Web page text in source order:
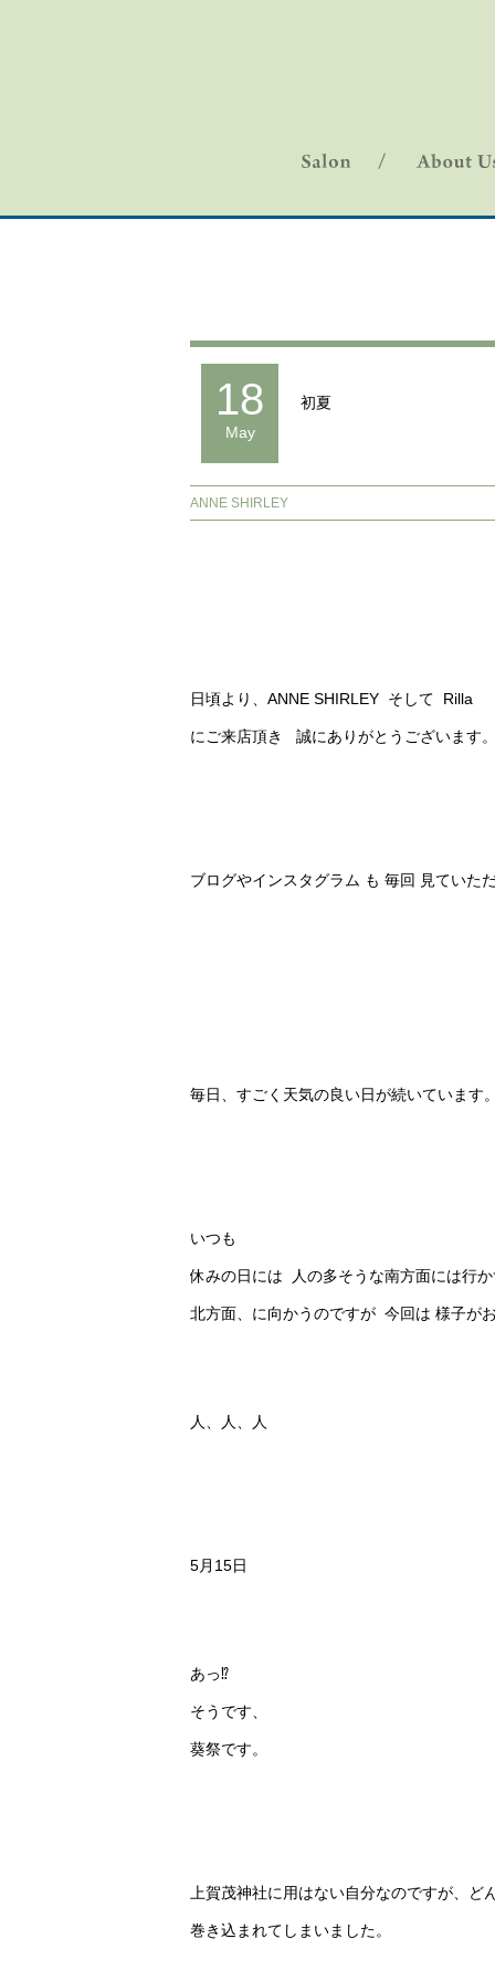
18
May
初夏
ANNE SHIRLEY
日頃より、ANNE SHIRLEY そして Rilla
にご来店頂き 誠にありがとうございます。
ブログやインスタグラム も 毎回 見ていた
毎日、すごく天気の良い日が続いています。
いつも
休みの日には 人の多そうな南方面には行か
北方面、に向かうのですが 今回は 様子がお
人、人、人
5月15日
あっ⁉︎
そうです、
葵祭です。
上賀茂神社に用はない自分なのですが、ど
巻き込まれてしまいました。